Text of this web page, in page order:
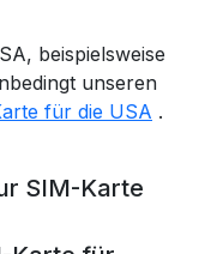
beispielsweise
unseren
für die USA .
SIM-Karte